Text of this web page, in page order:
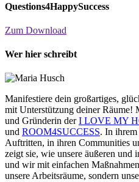
Questions4HappySuccess
Zum Download
Wer hier schreibt
Manifestiere dein großartiges,
mit Unterstützung deiner Räume!
und Gründerin derI LOVE MY
und ROOM4SUCCESS. In
Auftritten, in ihren Communities
zeigt sie, wie unsere äußeren und
und wir mit einfachen
unsere Arbeitsräume, sondern